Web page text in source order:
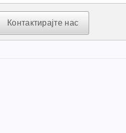
Контактирајте нас